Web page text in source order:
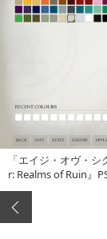
「エイジ・オヴ・
r: Realms of Ruin』